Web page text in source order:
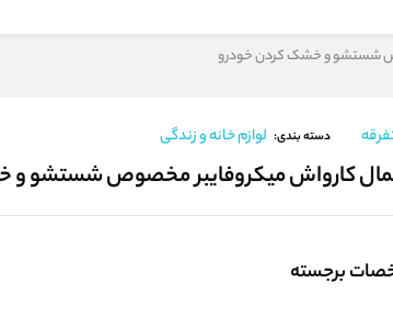
شستشو و خشک کردن خودرو
دسته بندی: لوازم خانه و زندگی
کارواش میکروفایبر مخصوص شستشو و
برجسته